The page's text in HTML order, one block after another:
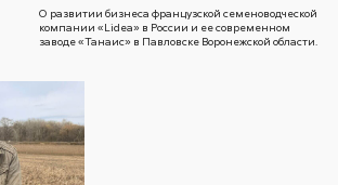
О развитии бизнеса французской семеноводческой
компании «Lidea» в России и ее современном
заводе «Танаис» в Павловске Воронежской области.